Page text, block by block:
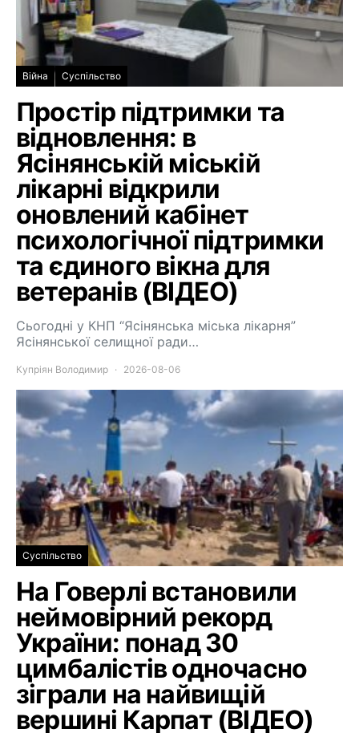
Війна Суспільство
Простір підтримки та
відновлення: в
Ясінянській міській
лікарні відкрили
оновлений кабінет
психологічної підтримки
та єдиного вікна для
ветеранів (ВІДЕО)
Сьогодні у КНП “Ясінянська міська лікарня”
Ясінянської селищної ради…
Купріян Володимир 2026-08-06
Суспільство
На Говерлі встановили
неймовірний рекорд
України: понад 30
цимбалістів одночасно
зіграли на найвищій
вершині Карпат (ВІДЕО)